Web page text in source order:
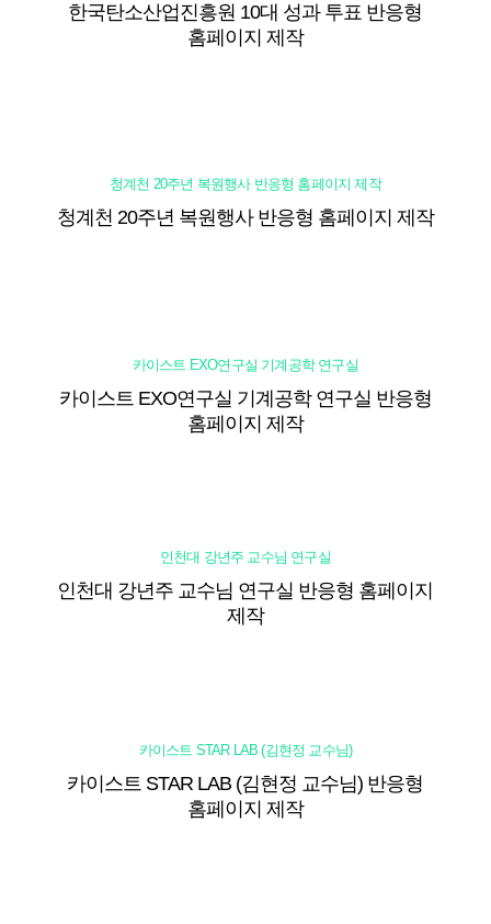
한국탄소산업진흥원 10대 성과 투표 반응형
홈페이지 제작
청계천 20주년 복원행사 반응형 홈페이지 제작
청계천 20주년 복원행사 반응형 홈페이지 제작
카이스트 EXO연구실 기계공학 연구실
카이스트 EXO연구실 기계공학 연구실 반응형
홈페이지 제작
인천대 강년주 교수님 연구실
인천대 강년주 교수님 연구실 반응형 홈페이지
제작
카이스트 STAR LAB (김현정 교수님)
카이스트 STAR LAB (김현정 교수님) 반응형
홈페이지 제작